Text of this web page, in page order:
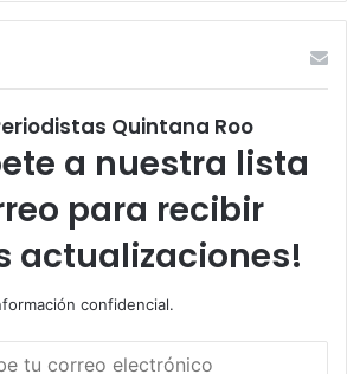
Quintana Roo
a nuestra lista
para recibir
actualizaciones!
confidencial.